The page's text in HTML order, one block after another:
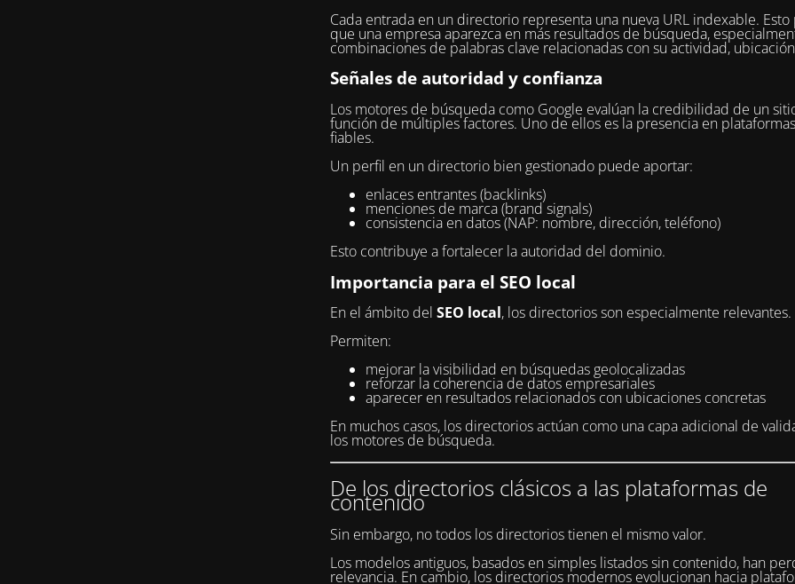
Cada entrada en un directorio representa una nueva URL indexable.
que una empresa aparezca en más resultados de búsqueda,
combinaciones de palabras clave relacionadas con su actividad,
Señales de autoridad y confianza
Los motores de búsqueda como Google evalúan la credibilidad de un
función de múltiples factores. Uno de ellos es la presencia en
fiables.
Un perfil en un directorio bien gestionado puede aportar:
enlaces entrantes (backlinks)
menciones de marca (brand signals)
consistencia en datos (NAP: nombre, dirección, teléfono)
Esto contribuye a fortalecer la autoridad del dominio.
Importancia para el SEO local
En el ámbito del SEO local, los directorios son especialmente relevantes.
Permiten:
mejorar la visibilidad en búsquedas geolocalizadas
reforzar la coherencia de datos empresariales
aparecer en resultados relacionados con ubicaciones concretas
En muchos casos, los directorios actúan como una capa adicional de
los motores de búsqueda.
De los directorios clásicos a las plataformas de
contenido
Sin embargo, no todos los directorios tienen el mismo valor.
Los modelos antiguos, basados en simples listados sin contenido, han
relevancia. En cambio, los directorios modernos evolucionan hacia